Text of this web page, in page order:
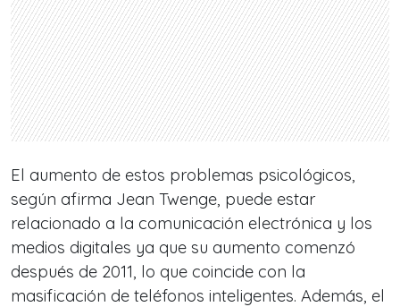
El aumento de estos problemas psicológicos,
según afirma Jean Twenge, puede estar
relacionado a la comunicación electrónica y los
medios digitales ya que su aumento comenzó
después de 2011, lo que coincide con la
masificación de teléfonos inteligentes. Además, el